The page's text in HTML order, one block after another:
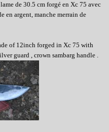
de 30.5 cm forgé en Xc 75 avec
en argent, manche merrain de
of 12inch forged in Xc 75 with
guard , crown sambarg handle .